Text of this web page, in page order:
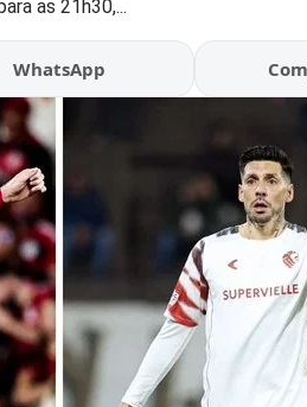
as 21h30,...
WhatsApp